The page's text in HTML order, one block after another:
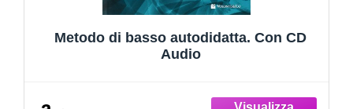
Metodo di basso autodidatta. Con CD
Audio